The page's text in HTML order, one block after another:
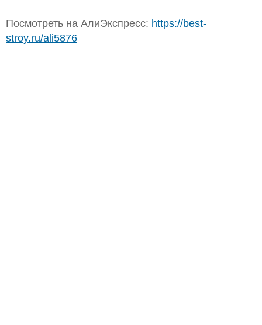
Посмотреть на АлиЭкспресс: https://best-
stroy.ru/ali5876